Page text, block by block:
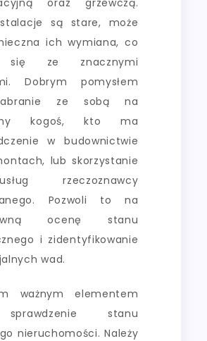
są stare, może
ich wymiana, co
się ze znacznymi
Dobrym pomysłem
ze sobą na
kogoś, kto ma
w budownictwie
lub skorzystanie
rzeczoznawcy
Pozwoli to na
ocenę stanu
i zidentyfikowanie
wad.
ważnym elementem
stanu
nieruchomości. Należy